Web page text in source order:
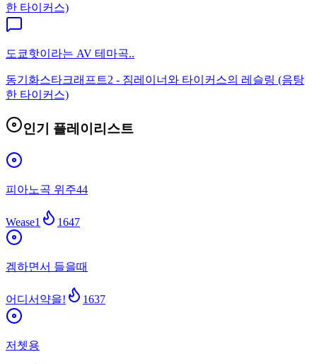
한 타이커스)
도쿄핫이라는 AV 테마곡..
동기화스타크래프트2 - 짐레이너와 타이커스의 레슬링 (음탕
한 타이커스)
인기 플레이리스트
피아노곡 위주44
Wease1 1647
겜하면서 들을때
어디서약을! 1637
저쳇용